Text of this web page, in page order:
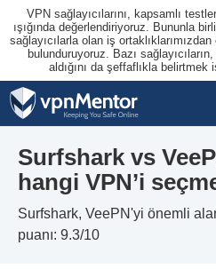
VPN sağlayıcılarını, kapsamlı
ışığında değerlendiriyoruz. Bununla
sağlayıcılarla olan iş
bulunduruyoruz. Bazı
aldığını da şeffaflıkla belirtmek
Surfshark vs
hangi VPN’i
Surfshark, VeePN'yi önemli
puanı: 9.3/10